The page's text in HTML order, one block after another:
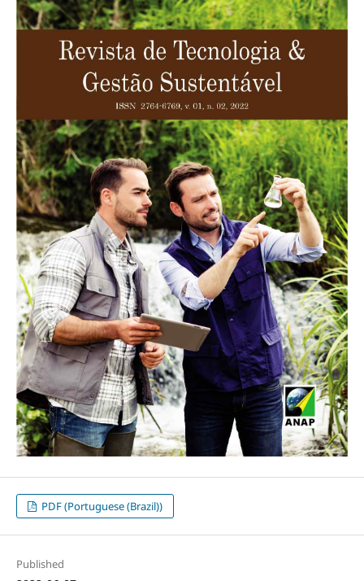
PDF (Portuguese (Brazil))
Published